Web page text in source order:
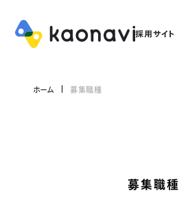
ホーム 募集職種
募集職種